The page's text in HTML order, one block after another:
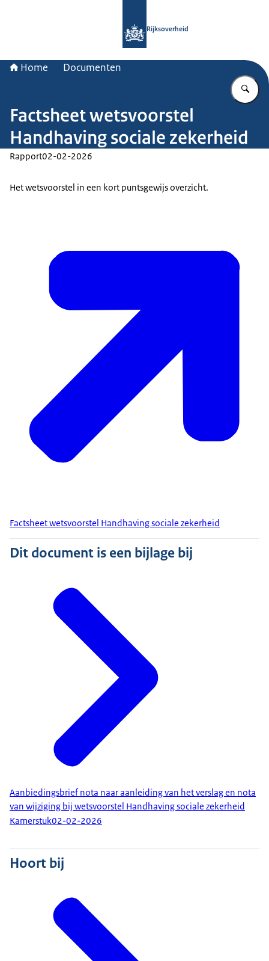
Rijksoverheid
Home Documenten
Factsheet wetsvoorstel
Handhaving sociale zekerheid
Rapport02-02-2026
Het wetsvoorstel in een kort puntsgewijs overzicht.
Factsheet wetsvoorstel Handhaving sociale zekerheid
Dit document is een bijlage bij
Aanbiedingsbrief nota naar aanleiding van het verslag en nota
van wijziging bij wetsvoorstel Handhaving sociale zekerheid
Kamerstuk02-02-2026
Hoort bij